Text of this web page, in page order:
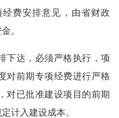
费安排意见，由省财政
。
下达，必须严格执行，项
对前期专项经费进行严格
对已批准建设项目的前期
计入建设成本。